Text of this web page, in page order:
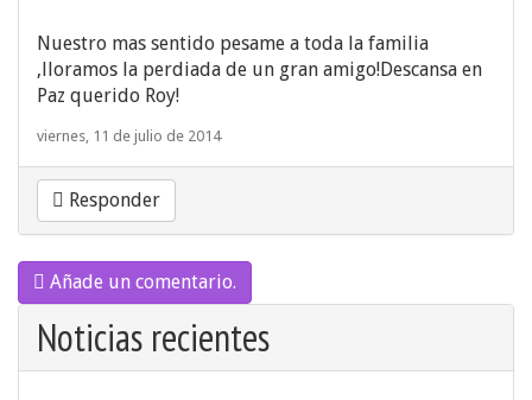
Nuestro mas sentido pesame a toda la familia
,lloramos la perdiada de un gran amigo!Descansa en
Paz querido Roy!
viernes, 11 de julio de 2014
Responder
Añade un comentario.
Noticias recientes